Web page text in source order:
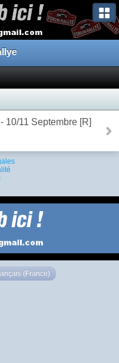
10/11 Septembre [R]
(France)